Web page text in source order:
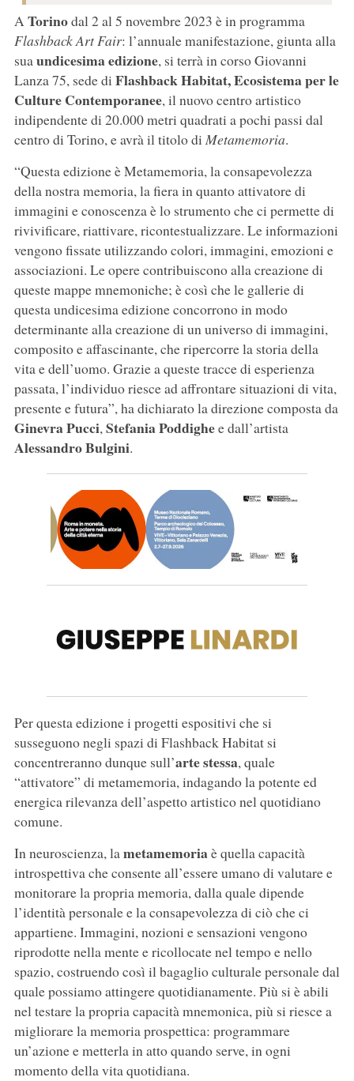
ATorinodal 2 al 5 novembre 2023 è in programma
Flashback Art Fair: l’annuale manifestazione, giunta alla
suaundicesima edizione, si terrà in corso Giovanni
Lanza 75, sede di Flashback Habitat, Ecosistema per le
Culture Contemporanee, il nuovo centro artistico
indipendente di 20.000 metri quadrati a pochi passi dal
centro di Torino, e avrà il titolo di Metamemoria.
“Questa edizione è Metamemoria, la consapevolezza
della nostra memoria, la fiera in quanto attivatore di
immagini e conoscenza è lo strumento che ci permette di
rivivificare, riattivare, ricontestualizzare. Le informazioni
vengono fissate utilizzando colori, immagini, emozioni e
associazioni. Le opere contribuiscono alla creazione di
queste mappe mnemoniche; è così che le gallerie di
questa undicesima edizione concorrono in modo
determinante alla creazione di un universo di immagini,
composito e affascinante, che ripercorre la storia della
vita e dell’uomo. Grazie a queste tracce di esperienza
passata, l’individuo riesce ad affrontare situazioni di vita,
presente e futura”, ha dichiarato la direzione composta da
Ginevra Pucci,Stefania Poddighee dall’artista
Alessandro Bulgini.
Per questa edizione i progetti espositivi che si
susseguono negli spazi di Flashback Habitat si
concentreranno dunque sull’arte stessa, quale
“attivatore” di metamemoria, indagando la potente ed
energica rilevanza dell’aspetto artistico nel quotidiano
comune.
In neuroscienza, lametamemoriaè quella capacità
introspettiva che consente all’essere umano di valutare e
monitorare la propria memoria, dalla quale dipende
l’identità personale e la consapevolezza di ciò che ci
appartiene. Immagini, nozioni e sensazioni vengono
riprodotte nella mente e ricollocate nel tempo e nello
spazio, costruendo così il bagaglio culturale personale dal
quale possiamo attingere quotidianamente. Più si è abili
nel testare la propria capacità mnemonica, più si riesce a
migliorare la memoria prospettica: programmare
un’azione e metterla in atto quando serve, in ogni
momento della vita quotidiana.